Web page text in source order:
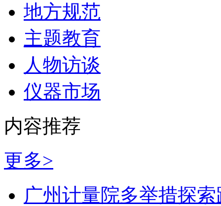
地方规范
主题教育
人物访谈
仪器市场
内容推荐
更多>
广州计量院多举措探